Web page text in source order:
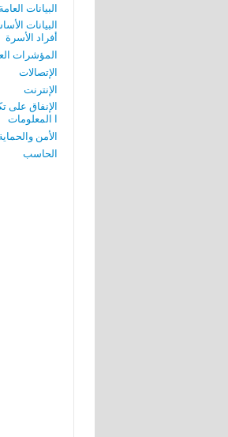
البيانات العامة
البيانات
أفراد الأسرة
المؤشرات
الإتصالات
الإنترنت
الإنفاق على
ا المعلومات
الأمن
الحاسب